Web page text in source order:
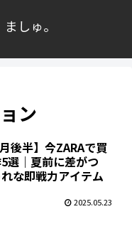
しゅ。
ン
後半】今ZARAで買
選｜夏前に差がつ
な即戦力アイテム
2025.05.23